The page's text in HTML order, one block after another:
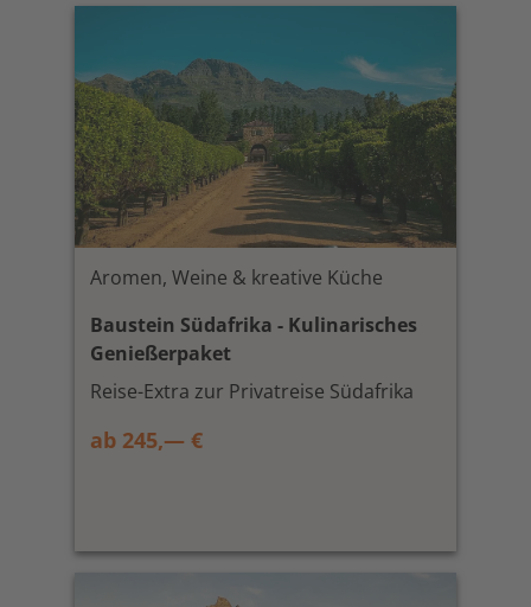
Aromen, Weine & kreative Küche
Baustein Südafrika - Kulinarisches
Genießerpaket
Reise-Extra zur Privatreise Südafrika
ab 245,— €